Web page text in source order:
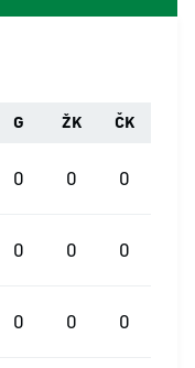
G ŽK ČK
0 0 0
0 0 0
0 0 0